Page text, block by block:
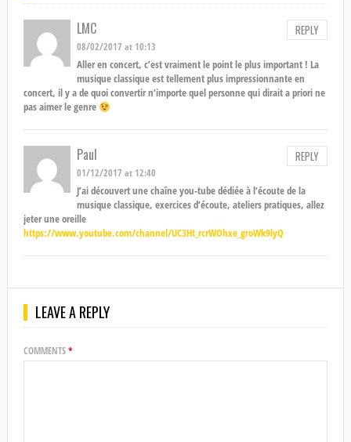
LMC REPLY
08/02/2017 at 10:13
Aller en concert, c’est vraiment le point le plus important ! La
musique classique est tellement plus impressionnante en
concert, il y a de quoi convertir n’importe quel personne qui dirait a priori ne
pas aimer le genre
Paul REPLY
01/12/2017 at 12:40
J’ai découvert une chaîne you-tube dédiée à l’écoute de la
musique classique, exercices d’écoute, ateliers pratiques, allez
jeter une oreille
https://www.youtube.com/channel/UC3Ht_rcrWOhxe_groWk9lyQ
LEAVE A REPLY
COMMENTS*